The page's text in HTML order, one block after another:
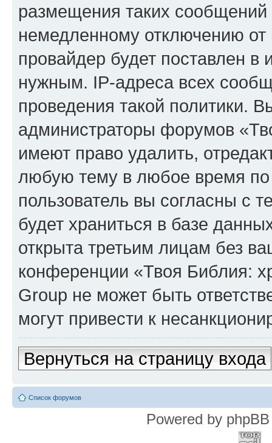
размещения таких
немедленному отключению
провайдер будет поставлен в
нужным. IP-адреса всех
проведения такой политики.
администраторы форумов
имеют право удалить,
любую тему в любое время
пользователь вы согласны с
будет храниться в базе
открыта третьим лицам без
конференции «Твоя Библия:
Group не может быть
могут привести к
Вернуться на страницу входа
Список форумов
Powered by